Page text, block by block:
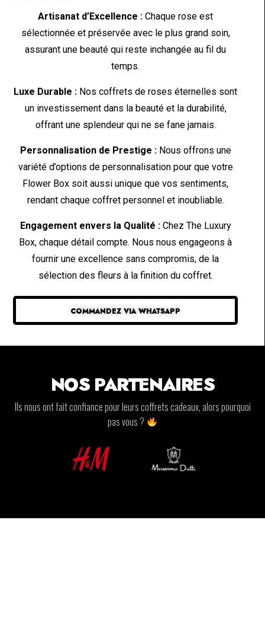
Artisanat d’Excellence : Chaque rose est
sélectionnée et préservée avec le plus grand soin,
assurant une beauté qui reste inchangée au fil du
temps.
Luxe Durable : Nos coffrets de roses éternelles sont
un investissement dans la beauté et la durabilité,
offrant une splendeur qui ne se fane jamais.
Personnalisation de Prestige :Nous offrons une
variété d’options de personnalisation pour que votre
Flower Box soit aussi unique que vos sentiments,
rendant chaque coffret personnel et inoubliable.
Engagement envers la Qualité :Chez The Luxury
Box, chaque détail compte. Nous nous engageons à
fournir une excellence sans compromis, de la
sélection des fleurs à la finition du coffret.
COMMANDEZ VIA WHATSAPP
NOS PARTENAIRES
Ils nous ont fait confiance pour leurs coffrets cadeaux, alors pourquoi
pas vous ?